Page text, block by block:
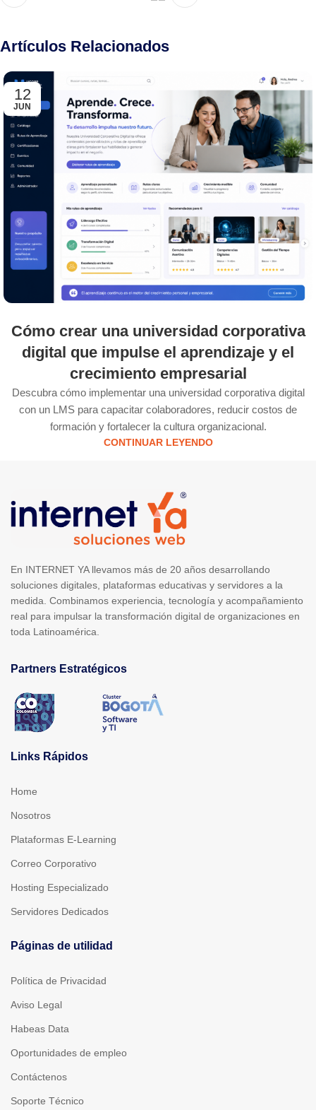
Artículos Relacionados
12
JUN
Cómo crear una universidad corporativa
digital que impulse el aprendizaje y el
crecimiento empresarial
Descubra cómo implementar una universidad corporativa digital
con un LMS para capacitar colaboradores, reducir costos de
formación y fortalecer la cultura organizacional.
CONTINUAR LEYENDO
En INTERNET YA llevamos más de 20 años desarrollando
soluciones digitales, plataformas educativas y servidores a la
medida. Combinamos experiencia, tecnología y acompañamiento
real para impulsar la transformación digital de organizaciones en
toda Latinoamérica.
Partners Estratégicos
Links Rápidos
Home
Nosotros
Plataformas E-Learning
Correo Corporativo
Hosting Especializado
Servidores Dedicados
Páginas de utilidad
Política de Privacidad
Aviso Legal
Habeas Data
Oportunidades de empleo
Contáctenos
Soporte Técnico